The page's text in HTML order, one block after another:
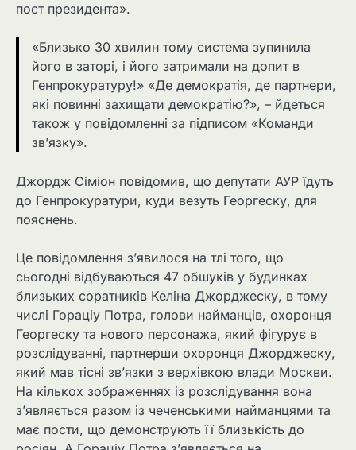
пост президента».
«Близько 30 хвилин тому система зупинила
його в заторі, і його затримали на допит в
Генпрокуратуру!» «Де демократія, де партнери,
які повинні захищати демократію?», – йдеться
також у повідомленні за підписом «Команди
зв’язку».
Джордж Сіміон повідомив, що депутати АУР їдуть
до Генпрокуратури, куди везуть Георгеску, для
пояснень.
Це повідомлення з’явилося на тлі того, що
сьогодні відбуваються 47 обшуків у будинках
близьких соратників Келіна Джорджеску, в тому
числі Гораціу Потра, голови найманців, охоронця
Георгеску та нового персонажа, який фігурує в
розслідуванні, партнерши охоронця Джорджеску,
який мав тісні зв’язки з верхівкою влади Москви.
На кількох зображеннях із розслідування вона
з’являється разом із чеченськими найманцями та
має пости, що демонструють її близькість до